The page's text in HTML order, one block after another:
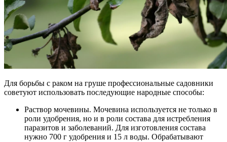
Для борьбы с раком на груше профессиональные садовники
советуют использовать последующие народные способы:
Раствор мочевины. Мочевина используется не только в
роли удобрения, но и в роли состава для истребления
паразитов и заболеваний. Для изготовления состава
нужно 700 г удобрения и 15 л воды. Обрабатывают